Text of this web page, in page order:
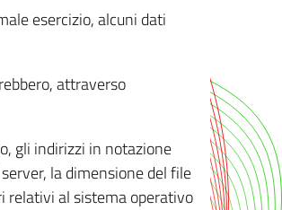
esercizio, alcuni dati
attraverso
gli indirizzi in notazione
la dimensione del file
relativi al sistema operativo